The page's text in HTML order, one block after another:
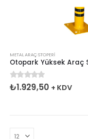
METAL ARAÇ STOPERI
05 üzerinden
₺1.929,50 + KDV